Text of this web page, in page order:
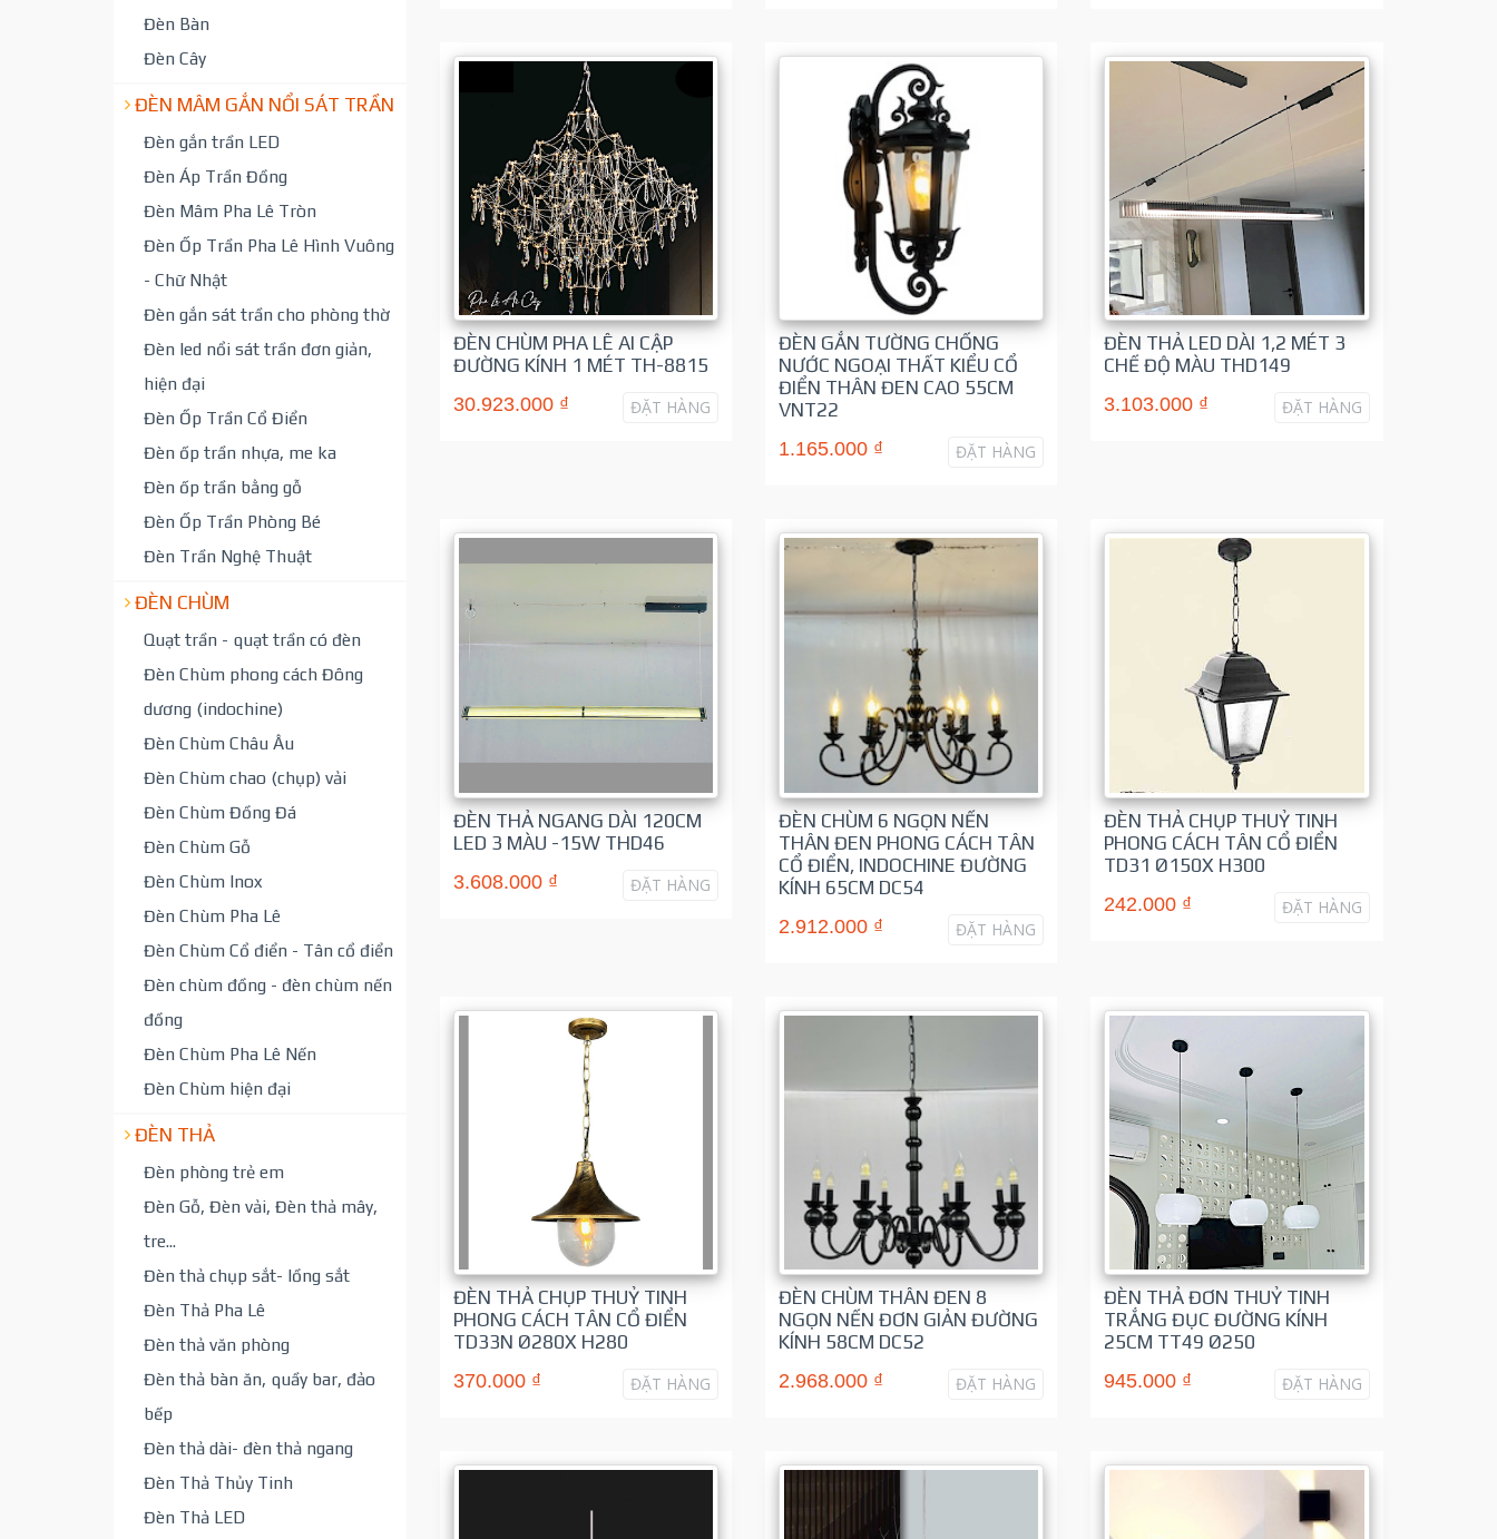
Đèn Bàn
Đèn Cây
ĐÈN MÂM GẮN NỔI SÁT TRẦN
Đèn gắn trần LED
Đèn Áp Trần Đồng
Đèn Mâm Pha Lê Tròn
Đèn Ốp Trần Pha Lê Hình Vuông
- Chữ Nhật
Đèn gắn sát trần cho phòng thờ
Đèn led nổi sát trần đơn giản,
hiện đại
Đèn Ốp Trần Cổ Điển
Đèn ốp trần nhựa, me ka
Đèn ốp trần bằng gỗ
Đèn Ốp Trần Phòng Bé
Đèn Trần Nghệ Thuật
ĐÈN CHÙM
Quạt trần - quạt trần có đèn
Đèn Chùm phong cách Đông
dương (indochine)
Đèn Chùm Châu Âu
Đèn Chùm chao (chụp) vải
Đèn Chùm Đồng Đá
Đèn Chùm Gỗ
Đèn Chùm Inox
Đèn Chùm Pha Lê
Đèn Chùm Cổ điển - Tân cổ điển
Đèn chùm đồng - đèn chùm nến
đồng
Đèn Chùm Pha Lê Nến
Đèn Chùm hiện đại
ĐÈN THẢ
Đèn phòng trẻ em
Đèn Gỗ, Đèn vải, Đèn thả mây,
tre...
Đèn thả chụp sắt- lồng sắt
Đèn Thả Pha Lê
Đèn thả văn phòng
Đèn thả bàn ăn, quầy bar, đảo
bếp
Đèn thả dài- đèn thả ngang
Đèn Thả Thủy Tinh
Đèn Thả LED
ĐÈN CHÙM PHA LÊ AI CẬP
ĐƯỜNG KÍNH 1 MÉT TH-8815
30.923.000 ₫
ĐẶT HÀNG
ĐÈN GẮN TƯỜNG CHỐNG
NƯỚC NGOẠI THẤT KIỂU CỔ
ĐIỂN THÂN ĐEN CAO 55CM
VNT22
1.165.000 ₫
ĐẶT HÀNG
ĐÈN THẢ LED DÀI 1,2 MÉT 3
CHẾ ĐỘ MÀU THD149
3.103.000 ₫
ĐẶT HÀNG
ĐÈN THẢ NGANG DÀI 120CM
LED 3 MÀU -15W THD46
3.608.000 ₫
ĐẶT HÀNG
ĐÈN CHÙM 6 NGỌN NẾN
THÂN ĐEN PHONG CÁCH TÂN
CỔ ĐIỂN, INDOCHINE ĐƯỜNG
KÍNH 65CM DC54
2.912.000 ₫
ĐẶT HÀNG
ĐÈN THẢ CHỤP THUỶ TINH
PHONG CÁCH TÂN CỔ ĐIỂN
TD31 Ø150X H300
242.000 ₫
ĐẶT HÀNG
ĐÈN THẢ CHỤP THUỶ TINH
PHONG CÁCH TÂN CỔ ĐIỂN
TD33N Ø280X H280
370.000 ₫
ĐẶT HÀNG
ĐÈN CHÙM THÂN ĐEN 8
NGỌN NẾN ĐƠN GIẢN ĐƯỜNG
KÍNH 58CM DC52
2.968.000 ₫
ĐẶT HÀNG
ĐÈN THẢ ĐƠN THUỶ TINH
TRẮNG ĐỤC ĐƯỜNG KÍNH
25CM TT49 Ø250
945.000 ₫
ĐẶT HÀNG